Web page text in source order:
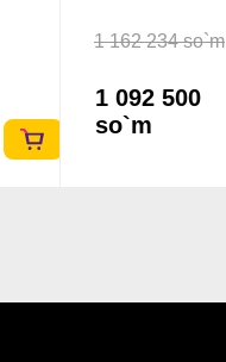
1 162 234 so`m
1 092 500
so`m